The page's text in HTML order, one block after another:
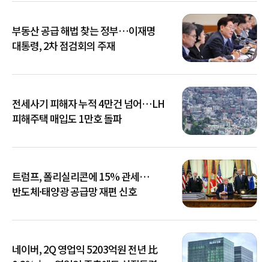
부동산 공급 해법 찾는 정부…이재명
대통령, 2차 점검회의 주재
전세사기 피해자 누적 4만건 넘어…LH
피해주택 매입도 1만호 돌파
트럼프, 폴리실리콘에 15% 관세…
반도체·태양광 공급망 재편 신호
네이버, 2Q 영업익 5203억원 전년 比